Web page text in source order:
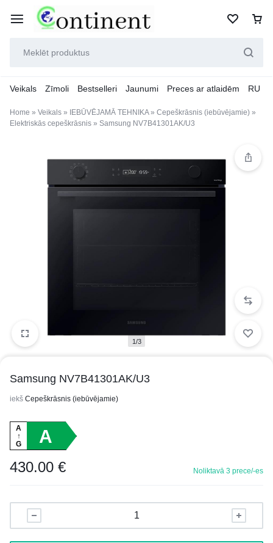
Veikals Zīmoli Bestselleri Jaunumi Preces ar atlaidēm RU
Home » Veikals » IEBŪVĒJAMĀ TEHNIKA» Cepeškrāsnis (iebūvējamie) »
Elektriskās cepeškrāsnis » Samsung NV7B41301AK/U3
1/3
Samsung NV7B41301AK/U3
iekš Cepeškrāsnis (iebūvējamie)
A
↑
G
A
430.00 € Noliktavā 3 prece/-es